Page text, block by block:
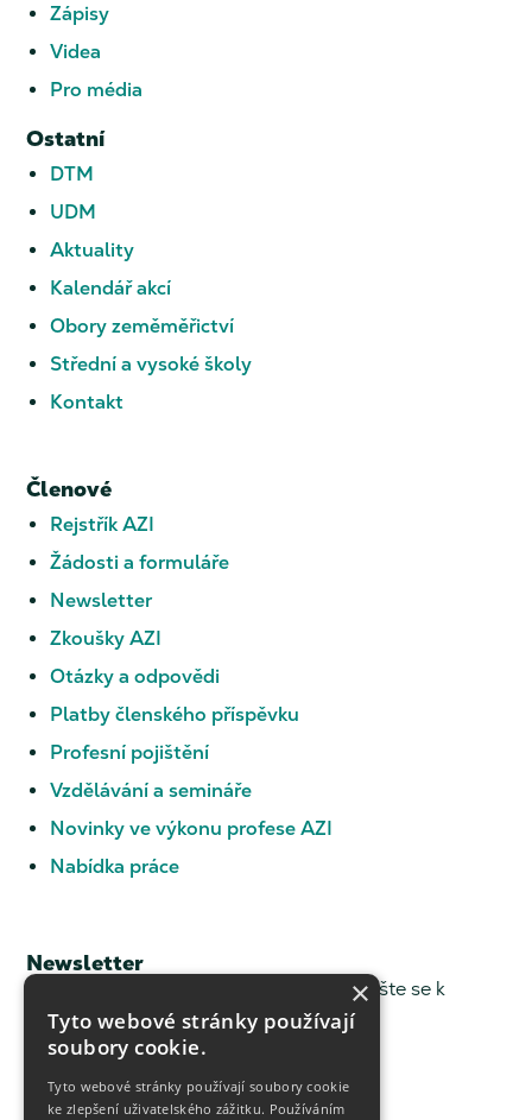
Zápisy
Videa
Pro média
Ostatní
DTM
UDM
Aktuality
Kalendář akcí
Obory zeměměřictví
Střední a vysoké školy
Kontakt
Členové
Rejstřík AZI
Žádosti a formuláře
Newsletter
Zkoušky AZI
Otázky a odpovědi
Platby členského příspěvku
Profesní pojištění
Vzdělávání a semináře
Novinky ve výkonu profese AZI
Nabídka práce
Newsletter
Chcete dostávat novinky z ČKZ? Přihlašte se k
odběru.
Newsletter
×
Tyto webové stránky používají
soubory cookie.
Tyto webové stránky používají soubory cookie
ke zlepšení uživatelského zážitku. Používáním